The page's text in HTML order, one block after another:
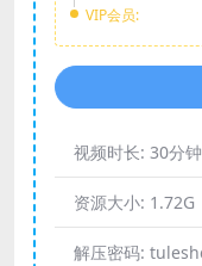
VIP会员:
视频时长: 30分钟
资源大小: 1.72G
解压密码: